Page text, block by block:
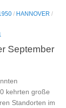
/ HANNOVER /
September
kehrten große
Standorten im